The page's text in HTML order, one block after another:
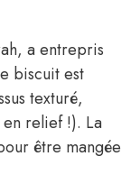
a entrepris
biscuit est
texturé,
relief !). La
être mangée